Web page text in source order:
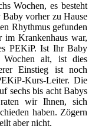
Wochen, es besteht
vorher zu Hause
Rhythmus gefunden
im Krankenhaus war,
PEKiP. Ist Ihr Baby
alt, ist dies
Einstieg ist noch
Kurs-Leiter. Die
sechs bis acht Babys
wir Ihnen, sich
haben. Zögern
aber nicht.